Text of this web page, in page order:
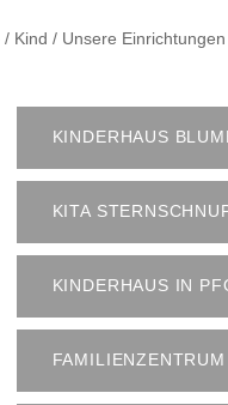
/ Kind / Unsere Einrichtungen
KINDERHAUS
KITA
KINDERHAUS IN
FAMILIENZENTRUM